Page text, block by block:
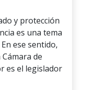
y protección
es una tema
ese sentido,
de
es el legislador